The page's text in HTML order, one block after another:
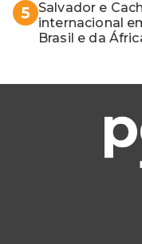
5
Salvador e
internacional
Brasil e da